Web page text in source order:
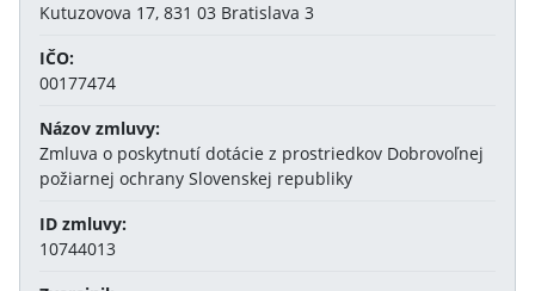
Kutuzovova 17, 831 03 Bratislava 3
IČO:
00177474
Názov zmluvy:
Zmluva o poskytnutí dotácie z prostriedkov Dobrovoľnej
požiarnej ochrany Slovenskej republiky
ID zmluvy:
10744013